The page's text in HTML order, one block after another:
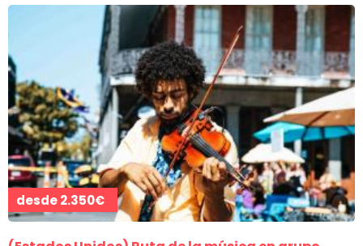
desde2.350€